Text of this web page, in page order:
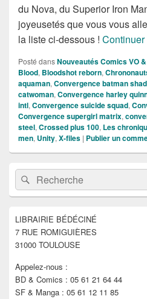
du Nova, du Superior Iron
joyeusetés que vous vous
la liste ci-dessous !
Posté dansNouveautés Comics VO
Blood, Bloodshot reborn,
aquaman,Convergence batman
catwoman,Convergence harley
intl,Convergence suicide squad,
Convergence supergirl matrix,
steel,Crossed plus 100, Les
men, Unity,X-files | Publier un
Zone
principale
de
widget
barre
latérale
Recherche :Rechercher
LIBRAIRIE BÉDÉCINÉ
7 RUE ROMIGUIÈRES
31000 TOULOUSE
Appelez-nous :
BD & Comics : 05 61 21 64 44
SF & Manga : 05 61 12 11 85